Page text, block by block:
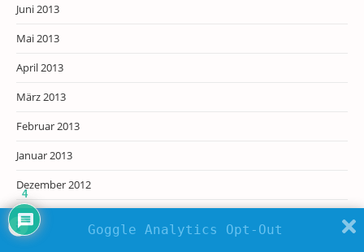
Juni 2013
Mai 2013
April 2013
März 2013
Februar 2013
Januar 2013
Dezember 2012
November 2012
Oktober 2012
Goggle Analytics Opt-Out
4